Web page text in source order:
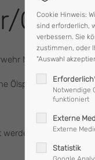
Mattighofen um
Ölspur unbekannter
Cookie Hinweis:
sind erforderlich,
verbessern. Sie
zustimmen, oder
"Auswahl
Notwendige
funktioniert
Externe
Externe
Statistik